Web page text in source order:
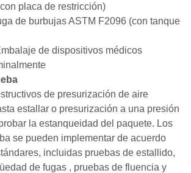
placa de restricción)
de burbujas ASTM F2096 (con tanque
de dispositivos médicos
de presurización de aire
estallar o presurización a una presión
la estanqueidad del paquete. Los
se pueden implementar de acuerdo
incluidas pruebas de estallido,
de fugas , pruebas de fluencia y